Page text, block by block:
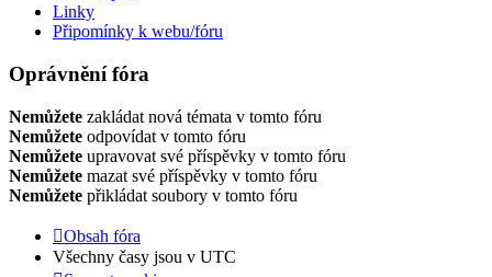
Linky
Připomínky k webu/fóru
Oprávnění fóra
Nemůžete zakládat nová témata v tomto fóru
Nemůžete odpovídat v tomto fóru
Nemůžete upravovat své příspěvky v tomto fóru
Nemůžete mazat své příspěvky v tomto fóru
Nemůžete přikládat soubory v tomto fóru
Obsah fóra
Všechny časy jsou v UTC